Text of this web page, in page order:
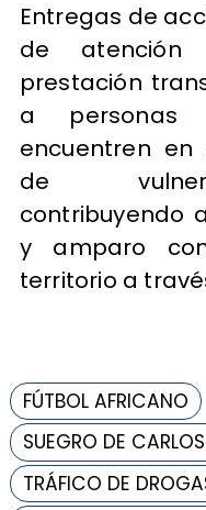
Entregas de
de atención
prestación
a personas
encuentren en
de
contribuyendo
y amparo
territorio a
FÚTBOL AFRICANO
SUEGRO DE
TRÁFICO DE